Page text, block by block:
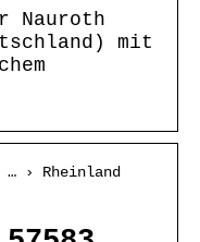
Nauroth
mit
› Rheinland